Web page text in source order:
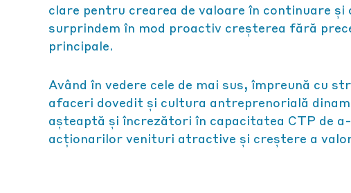
clare pentru crearea de valoare în continuare
surprindem în mod proactiv creșterea fără
principale.
Având în vedere cele de mai sus, împreună cu
afaceri dovedit și cultura antreprenorială
așteaptă și încrezători în capacitatea CTP de
acționarilor venituri atractive și creștere a